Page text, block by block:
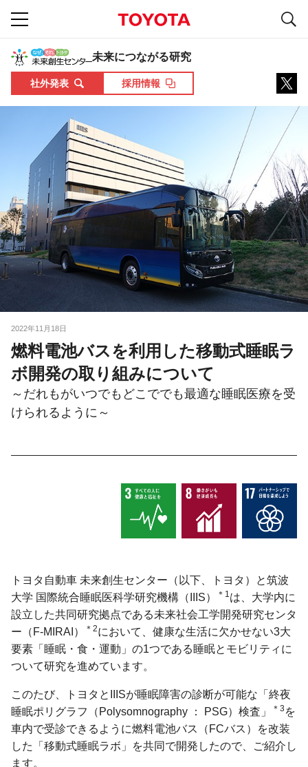
未来につながる研究
社外発表 採用情報
2022年11月18日
燃料電池バスを利用した移動式睡眠ラ
ボ開発の取り組みについて
～だれもがいつでもどこででも最適な睡眠医療を受
けられるように～
トヨタ自動車 未来創生センター（以下、トヨタ）と筑波
大学 国際統合睡眠医科学研究機構（IIIS）
＊1は、大学内に
設立した共同研究拠点である未来社会工学開発研究センタ
ー（F-MIRAI）
＊2において、健康な生活に欠かせない3大
要素「睡眠・食・運動」の1つである睡眠とモビリティに
ついて研究を進めています。
このたび、トヨタとIIISが睡眠障害の診断が可能な「終夜
睡眠ポリグラフ（Polysomnography ： PSG）検査」
＊3 を
車内で受診できるように燃料電池バス（FCバス）を改装
した「移動式睡眠ラボ」を共同で開発したので、ご紹介し
ます。